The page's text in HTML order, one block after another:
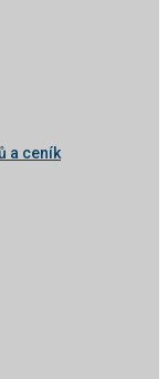
a ceník